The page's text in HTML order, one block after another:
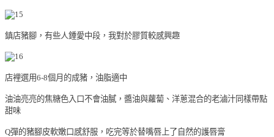
鎮店豬腳，有些人鍾愛中段，我對於膠質較感興趣
店裡選用6-8個月的成豬，油脂適中
油油亮亮的焦糖色入口不會油膩，醬油與蘿蔔、洋蔥混合的老滷汁同樣帶點
甜味
Q彈的豬腳皮軟嫩口感舒服，吃完等於替嘴唇上了自然的護唇膏